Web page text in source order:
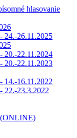
hlasovanie
26.11.2025
22.11.2024
22.11.2023
16.11.2022
23.3.2022